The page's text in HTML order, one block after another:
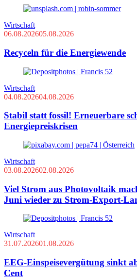
Wirtschaft
06.08.202605.08.2026
Recyceln für die Energiewende
Wirtschaft
04.08.202604.08.2026
Stabil statt fossil! Erneuerbare
Energiepreiskrisen
Wirtschaft
03.08.202602.08.2026
Viel Strom aus Photovoltaik
Juni wieder zu Strom-Export-
Wirtschaft
31.07.202601.08.2026
EEG-Einspeisevergütung sinkt
Cent